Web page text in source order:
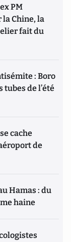
PM
Chine, la
fait du
: Boro
tubes de l’été
cache
de
Hamas : du
haine